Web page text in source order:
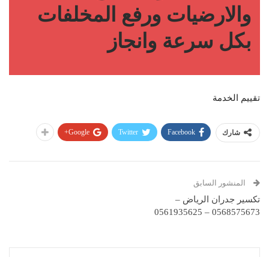
والارضيات ورفع المخلفات
بكل سرعة وانجاز
تقييم الخدمة
شارك Facebook
Twitter
Google+
المنشور السابق
تكسير جدران الرياض –
0568575673 – 0561935625